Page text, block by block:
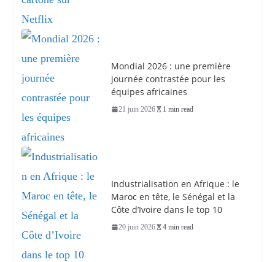
Mondial 2026 : une première
journée contrastée pour les
équipes africaines
21 juin 2026 1 min read
Industrialisation en Afrique : le
Maroc en tête, le Sénégal et la
Côte d’Ivoire dans le top 10
20 juin 2026 4 min read